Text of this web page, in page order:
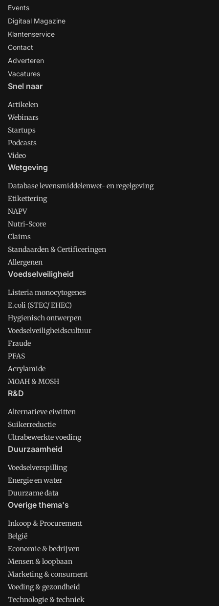
Events
Digitaal Magazine
Klantenservice
Contact
Adverteren
Vacatures
Snel naar
Artikelen
Webinars
Startups
Podcasts
Video
Wetgeving
Database levensmiddelenwet- en regelgeving
Etikettering
NAPV
Nutri-Score
Claims
Standaarden & Certificeringen
Allergenen
Voedselveiligheid
Listeria monocytogenes
E.coli (STEC/ EHEC)
Hygienisch ontwerpen
Voedselveiligheidscultuur
Fraude
PFAS
Acrylamide
MOAH & MOSH
R&D
Alternatieve eiwitten
Suikerreductie
Ultrabewerkte voeding
Duurzaamheid
Voedselverspilling
Energie en water
Duurzame data
Overige thema's
Inkoop & Procurement
België
Economie & bedrijven
Mensen & loopbaan
Marketing & consument
Voeding & gezondheid
Technologie & techniek